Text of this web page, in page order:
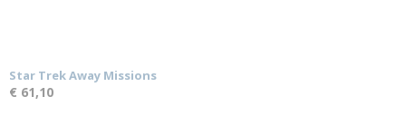
Star Trek Away Missions
€ 61,10